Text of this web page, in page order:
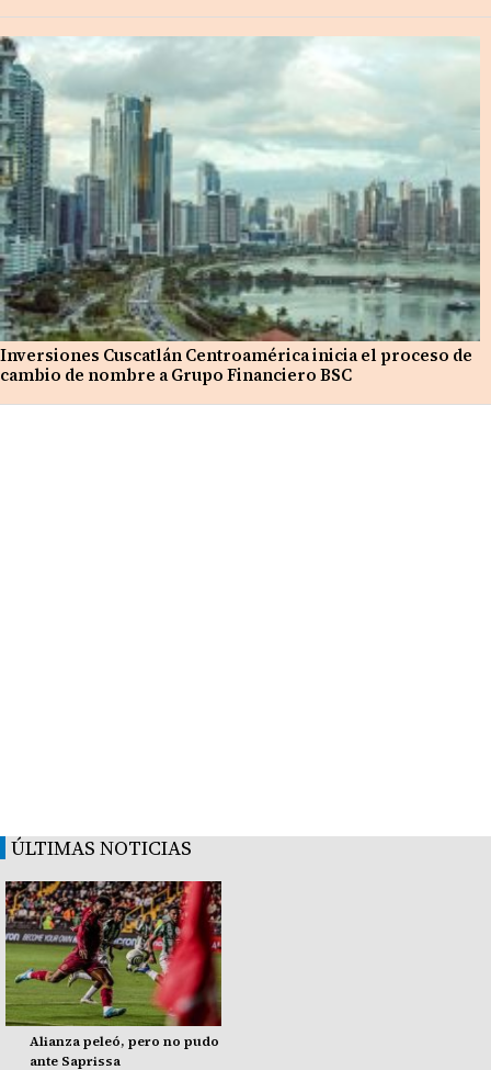
Inversiones Cuscatlán Centroamérica inicia el proceso de
cambio de nombre a Grupo Financiero BSC
ÚLTIMAS NOTICIAS
Alianza peleó, pero no pudo
ante Saprissa